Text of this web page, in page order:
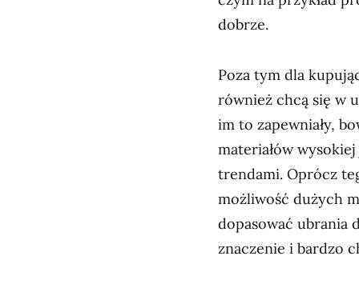
dobrze.
Poza tym dla
również chcą się w
im to zapewniały,
materiałów
trendami. Oprócz
możliwość dużych
dopasować ubrania
znaczenie i bardzo